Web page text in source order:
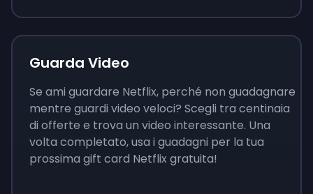
Guarda Video
Se ami guardare Netflix, perché non guadagnare
mentre guardi video veloci? Scegli tra centinaia
di offerte e trova un video interessante. Una
volta completato, usa i guadagni per la tua
prossima gift card Netflix gratuita!